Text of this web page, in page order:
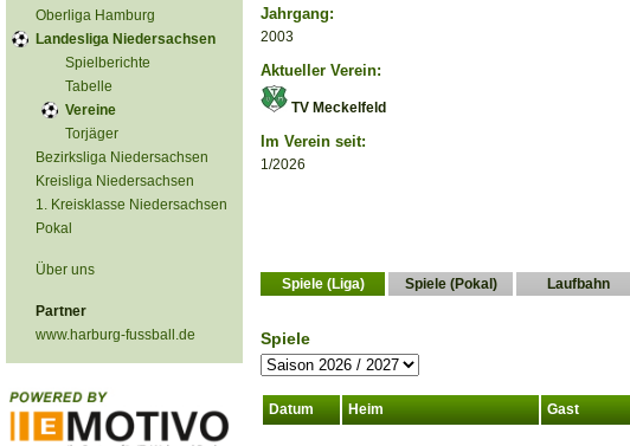
Oberliga Hamburg
Landesliga Niedersachsen
Spielberichte
Tabelle
Vereine
Torjäger
Bezirksliga Niedersachsen
Kreisliga Niedersachsen
1. Kreisklasse Niedersachsen
Pokal
Über uns
Partner
www.harburg-fussball.de
Jahrgang:
2003
Aktueller Verein:
TV Meckelfeld
Im Verein seit:
1/2026
Spiele (Liga) Spiele (Pokal) Laufbahn
Spiele
Datum Heim Gast